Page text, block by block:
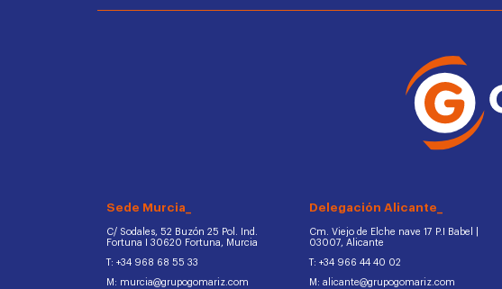
Sede Murcia_
C/ Sodales, 52 Buzón 25 Pol. Ind.
Fortuna I 30620 Fortuna, Murcia
T: +34 968 68 55 33
M: murcia@grupogomariz.com
Delegación Alicante_
Cm. Viejo de Elche nave 17 P.I Babel |
03007, Alicante
T: +34 966 44 40 02
M: alicante@grupogomariz.com